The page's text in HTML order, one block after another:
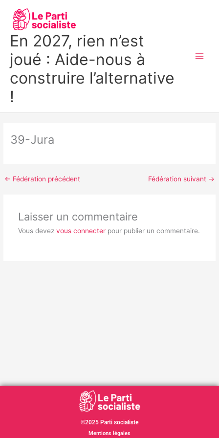
contenu
En 2027, rien n’est
joué : Aide-nous à
construire l’alternative
!
39-Jura
← Fédération précédent Fédération suivant →
Laisser un commentaire
Vous devez vous connecterpour publier un commentaire.
©2025 Parti socialiste
Mentions légales